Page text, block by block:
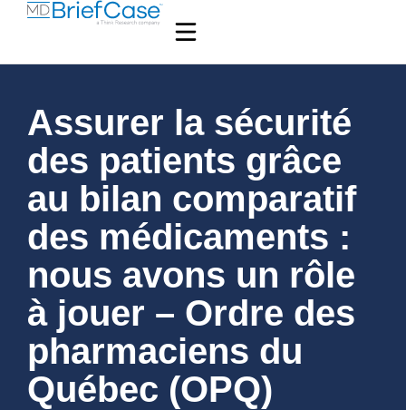
Assurer la sécurité
des patients grâce
au bilan comparatif
des médicaments :
nous avons un rôle
à jouer – Ordre des
pharmaciens du
Québec (OPQ)